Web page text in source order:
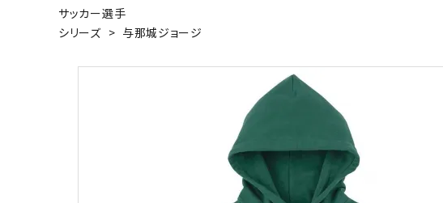
キャンベル料理長
サッカー選手
シリーズ > 与那城ジョージ